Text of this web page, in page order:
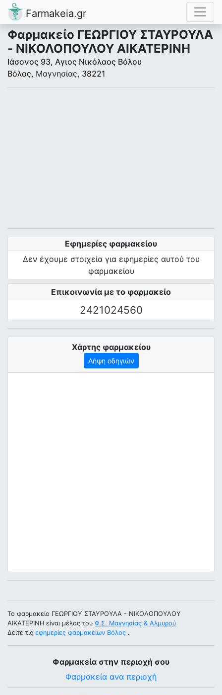
Farmakeia.gr
Φαρμακείο ΓΕΩΡΓΙΟΥ ΣΤΑΥΡΟΥΛΑ
- ΝΙΚΟΛΟΠΟΥΛΟΥ ΑΙΚΑΤΕΡΙΝΗ
Ιάσονος 93, Αγιος Νικόλαος Βόλου
Βόλος, Μαγνησίας, 38221
Επικοινωνία με το φαρμακείο
2421024560
Εφημερίες φαρμακείου
Δεν έχουμε στοιχεία για εφημερίες αυτού του
φαρμακείου
Χάρτης φαρμακείου
Λήψη οδηγιών
Το φαρμακείο ΓΕΩΡΓΙΟΥ ΣΤΑΥΡΟΥΛΑ - ΝΙΚΟΛΟΠΟΥΛΟΥ
ΑΙΚΑΤΕΡΙΝΗ είναι μέλος του Φ.Σ. Μαγνησίας & Αλμυρού
Δείτε τις εφημερίες φαρμακείων Βόλος .
Φαρμακεία στην περιοχή σου
Φαρμακεία ανα περιοχή